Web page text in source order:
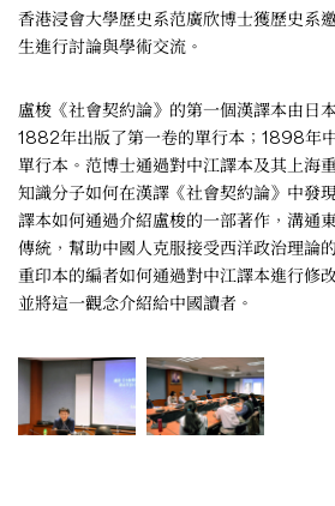
香港浸會大學歷史系范廣欣博士獲歷史系
生進行討論與學術交流。
盧梭《社會契約論》的第一個漢譯本由日
1882年出版了第一卷的單行本；1898年
單行本。范博士通過對中江譯本及其上海
知識分子如何在漢譯《社會契約論》中發
譯本如何通過介紹盧梭的一部著作，溝通
傳統，幫助中國人克服接受西洋政治理論
重印本的編者如何通過對中江譯本進行修
並將這一觀念介紹給中國讀者。